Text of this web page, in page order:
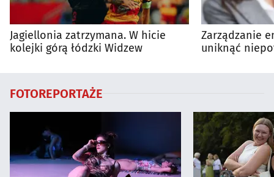
Jagiellonia zatrzymana. W hicie
kolejki górą łódzki Widzew
Zarządzanie
uniknąć
FOTOREPORTAŻE